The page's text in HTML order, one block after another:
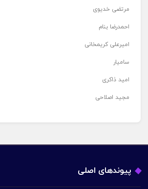
مرتضی خدیوی
احمدرضا بنام
امیرعلی کریمخانی
سامیار
امید ذاکری
مجید اصلاحی
پیوندهای اصلی